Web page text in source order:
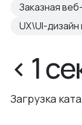
Заказная
UX\UI-
< 1
Загрузка